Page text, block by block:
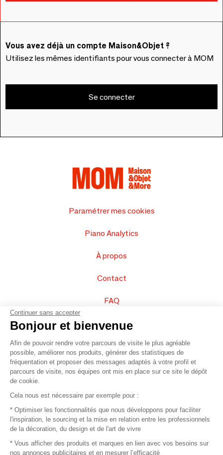
Vous avez déjà un compte Maison&Objet ?
Utilisez les mêmes identifiants pour vous connecter à MOM
Se connecter
Paramétrer mes cookies
Piano Analytics
À propos
Contact
FAQ
Vendez vos produits
Plan du site
© 2016 –Organisation SAFI
Recrutement
Continuer sans accepter
Bonjour et bienvenue
Afin de pouvoir rendre votre parcours de visite le plus agréable
possible, améliorer nos produits, générer des statistiques de
fréquentation et proposer des messages adaptés à votre profil et
parcours de visite, nos équipes ont mis en place sur ce site le dépôt
de cookie.
Cela nous est nécessaire par exemple pour :
* Optimiser les fonctionnalités que nous développons pour faciliter
l'inspiration, le sourcing et la mise en relation entre les professionnels
de la décoration, du design et de l'art de vivre
* Vous afficher des produits et marques en lien avec vos besoins sur
nos annonces publicitaires et en mesurer l’efficacité